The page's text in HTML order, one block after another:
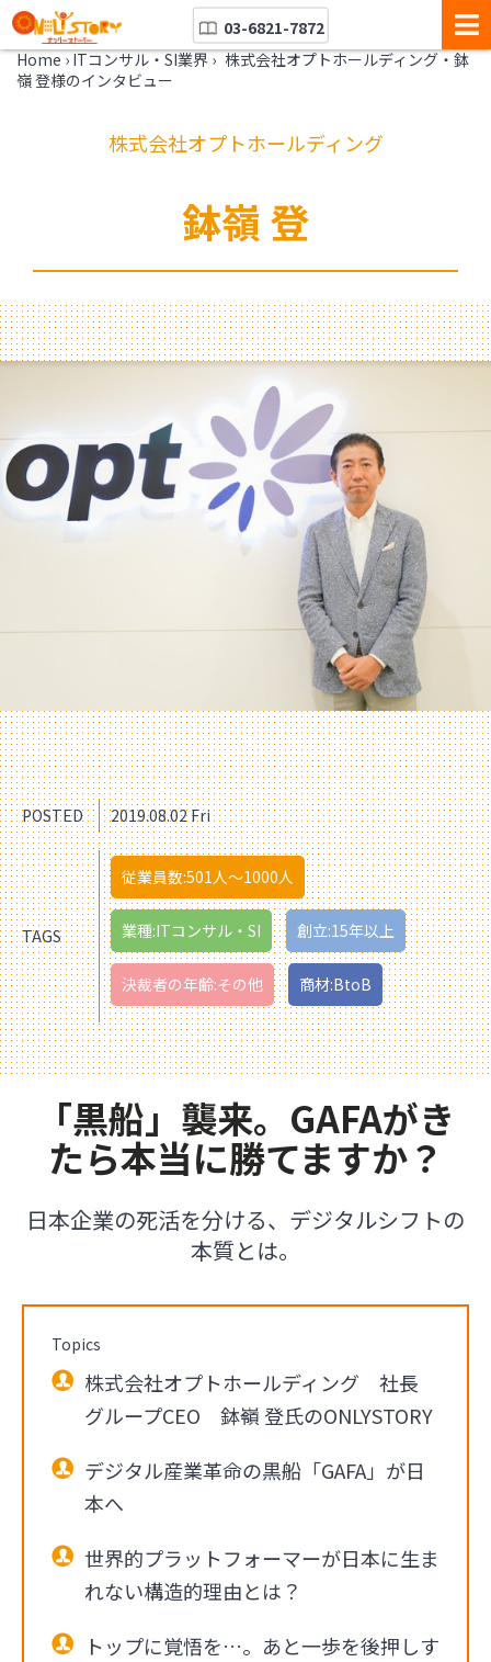
03-6821-7872
Home › ITコンサル・SI業界 › 株式会社オプトホールディング・鉢
嶺 登様のインタビュー
株式会社オプトホールディング
鉢嶺 登
POSTED 2019.08.02 Fri
TAGS
従業員数:501人〜1000人
業種:ITコンサル・SI 創立:15年以上
決裁者の年齢:その他 商材:BtoB
「黒船」襲来。GAFAがき
たら本当に勝てますか？
日本企業の死活を分ける、デジタルシフトの
本質とは。
Topics
株式会社オプトホールディング 社長
グループCEO 鉢嶺 登氏のONLYSTORY
デジタル産業革命の黒船「GAFA」が日
本へ
世界的プラットフォーマーが日本に生ま
れない構造的理由とは？
トップに覚悟を…。あと一歩を後押しす